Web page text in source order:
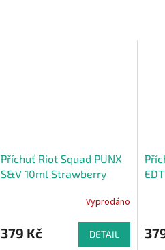
Příchuť Riot Squad PUNX
S&V 10ml Strawberry
(Jahoda, borůvka aVyprodáno
379 Kč DETAIL